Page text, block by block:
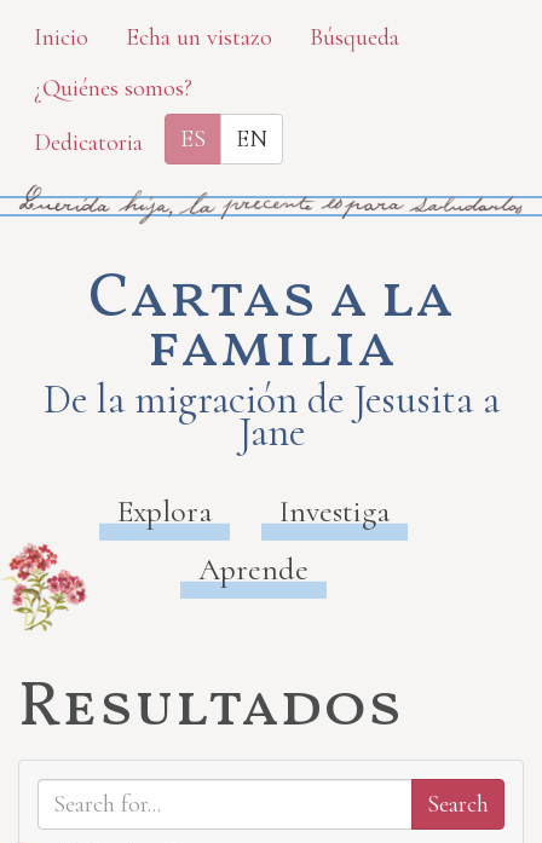
Skip
main
content
Inicio Echa un vistazo
Búsqueda
¿Quiénes somos?
Dedicatoria
ES EN
Cartas a la
familia
De la migración de Jesusita a
Jane
Explora
Investiga
Aprende
Resultados